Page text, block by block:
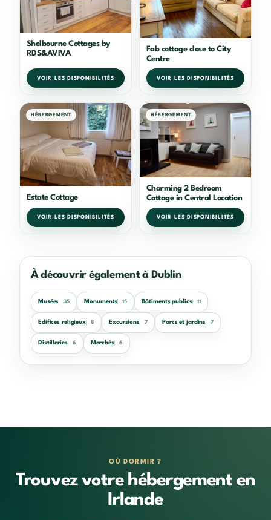
Shelbourne Cottages by
RDS&AVIVA
VOIR LES DISPONIBILITÉS
Fab cottage close to City
Centre
VOIR LES DISPONIBILITÉS
HÉBERGEMENT
Estate Cottage
VOIR LES DISPONIBILITÉS
HÉBERGEMENT
Charming 2 Bedroom
Cottage in Central Location
VOIR LES DISPONIBILITÉS
À découvrir également à Dublin
Musées 35 Monuments 15 Bâtiments publics 11
Edifices religieux 8 Excursions 7 Parcs et jardins 7
Distilleries 6 Marchés 6
OÙ DORMIR ?
Trouvez votre hébergement en
Irlande